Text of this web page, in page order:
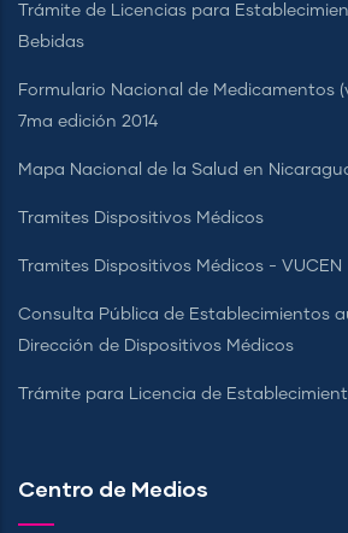
Trámite de Licencias para
Bebidas
Formulario Nacional de Medicamentos
7ma edición 2014
Mapa Nacional de la Salud en
Tramites Dispositivos Médicos
Tramites Dispositivos Médicos - VUCEN
Consulta Pública de Establecimientos
Dirección de Dispositivos Médicos
Trámite para Licencia de
Centro de Medios